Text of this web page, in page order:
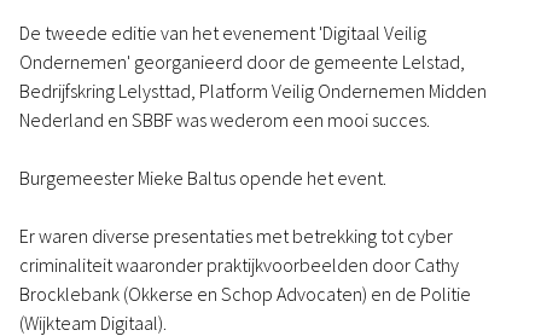
De tweede editie van het evenement 'Digitaal Veilig
Ondernemen' georganieerd door de gemeente Lelstad,
Bedrijfskring Lelysttad, Platform Veilig Ondernemen Midden
Nederland en SBBF was wederom een mooi succes.
Burgemeester Mieke Baltus opende het event.
Er waren diverse presentaties met betrekking tot cyber
criminaliteit waaronder praktijkvoorbeelden door Cathy
Brocklebank (Okkerse en Schop Advocaten) en de Politie
(Wijkteam Digitaal).